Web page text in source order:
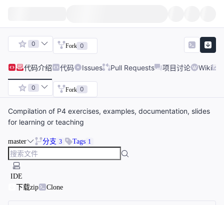
0 Fork 0
代码介绍 代码 Issues Pull Requests 项目讨论 Wiki
0 Fork 0
Compilation of P4 exercises, examples, documentation, slides
for learning or teaching
master 分支 3 Tags 1
IDE
下载zip
Clone